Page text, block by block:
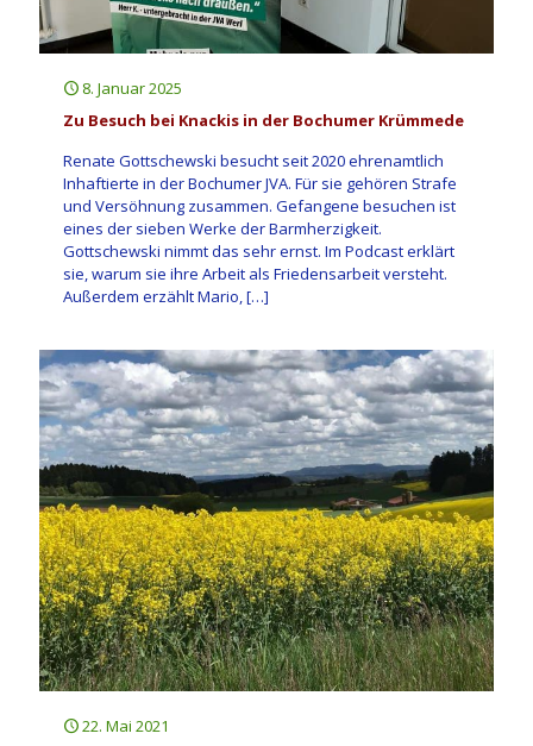
8. Januar 2025
Zu Besuch bei Knackis in der Bochumer Krümmede
Renate Gottschewski besucht seit 2020 ehrenamtlich
Inhaftierte in der Bochumer JVA. Für sie gehören Strafe
und Versöhnung zusammen. Gefangene besuchen ist
eines der sieben Werke der Barmherzigkeit.
Gottschewski nimmt das sehr ernst. Im Podcast erklärt
sie, warum sie ihre Arbeit als Friedensarbeit versteht.
Außerdem erzählt Mario,[…]
22. Mai 2021